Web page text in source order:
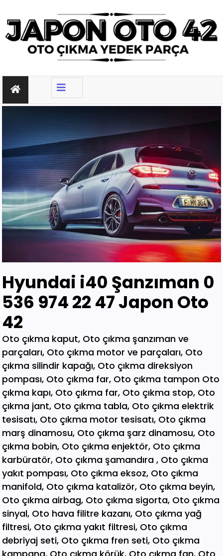
Hyundai i40 Şanzıman 0
536 974 22 47 Japon Oto
42
Oto çıkma kaput, Oto çıkma şanzıman ve parçaları, Oto çıkma motor ve parçaları, Oto çıkma silindir kapağı, Oto çıkma direksiyon pompası, Oto çıkma far, Oto çıkma tampon Oto çıkma kapı, Oto çıkma far, Oto çıkma stop, Oto çıkma jant, Oto çıkma tabla, Oto çıkma elektrik tesisatı, Oto çıkma motor tesisatı, Oto çıkma marş dinamosu, Oto çıkma şarz dinamosu, Oto çıkma bobin, Oto çıkma enjektör, Oto çıkma karbüratör, Oto çıkma şamandıra , Oto çıkma yakıt pompası, Oto çıkma eksoz, Oto çıkma manifold, Oto çıkma katalizör, Oto çıkma beyin, Oto çıkma airbag, Oto çıkma sigorta, Oto çıkma sinyal, Oto hava filitre kazanı, Oto çıkma yağ filtresi, Oto çıkma yakıt filtresi, Oto çıkma debriyaj seti, Oto çıkma fren seti, Oto çıkma kampana, Oto çıkma körük, Oto çıkma fan, Oto çıkma fan davlumbazı, Oto çıkma soğutucu, Oto çıkma radyatör, Oto çıkma klima kompresörü, Oto çıkma bagaj, Oto çıkma su radyatörünü, Oto çıkma klima radyatörü, Oto çıkma interkol radyatörü, Oto çıkma cam, Oto çıkma çamurluk, Oto çıkma davlumbaz, Oto çıkma güneşlik, Oto çıkma kapı kolu, Oto çıkma kapı saçı, Oto çıkma karter, Oto kesme marşpiyel, Oto çıkma panel, Oto çıkma panjur , Oto çıkma sunroof, Oto çıkma arka tampon, Oto çıkma ön tampon, Oto çıkma ayna, Oto çıkma amartisör, Oto çıkma el freni, Oto çıkma el fren tabancası, Oto çıkma direksiyon simidi, Oto çıkma koltuk, Oto çıkma vites topuzu, Oto çıkma göğüs, Oto çıkma torpido, Oto çıkma kilometre saati, Oto çıkma dingil, Oto çıkma blok, Oto çıkma motor bloğu, Oto çıkma krank, Oto çıkma eksantrik mili, Oto çıkma gaz kelebeği, Oto çıkma kompresör, Oto çıkma mafsal, Oto çıkma motor kulağı, Oto çıkma motor, Oto çıkma piston kolu, Oto çıkma segman, Oto çıkma rulman, Oto çıkma turbo, Oto çıkma yağ pompası, Oto çıkma şanzıman dişlisi, Oto çıkma mafsal, Oto çıkma sekromenç, Oto çıkma türbin, Oto çıkma volant, Oto çıkma aks, Oto çıkma akis, Oto çıkma direksiyon kutusu, Oto çıkma direksiyon mili, Oto çıkma helezyon yayı, Oto çıkma körük, Oto çıkma porya, Oto çıkma sis çerçevesi, Oto çıkma kapı menteşesi, Oto çıkma sis farı, Oto çıkma difaransiyel, Oto çıkma traves, Oto çıkma cam motoru, Oto çıkma sinyal, Oto çıkma cam düğmesi, Oto çıkma kapı döşemesi, Oto çıkma cam kirkosu, Oto çıkma kalorifer kutusu, Oto çıkma beşik, Oto çıkma filtre, Oto çıkma konsül, Oto çıkma tampon demiri, Oto çıkma kapı kilidi, Oto çıkma motor takozu, Oto çıkma kampana, Oto çıkma gösterge paneli, Oto çıkma taşıyıcı, Oto kesme tavan, Oto kesme marşpiyel, Oto kesme çamurluk, Oto kesme yarım arka, Oto çıkma hava akış metresi, Oto çıkma vestenhaouse, Oto çıkma vestibhouse, Oto çıkma park sensörü Oto çıkma kapı fitilleri, Oto çıkma cam düğmesi, Oto çıkma motor takozu, Oto çıkma vites topuzu, Oto çıkma far beyni, Oto çıkma motor beyni, Oto çıkma airbag beyni, Oto çıkma abs beyni, Oto çıkma şanzıman beyni, Oto parça, Oto çıkma yedek parça, Oto oto yedek parça, Oto sigorta kutusu, Oto çıkma su bidonu, Oto çıkma teyp, Oto çıkma cd çalar, Oto çıkma rölanti ayarlayıcı, Oto çıkma kolon kilidi, Oto çıkma kapı kilidi, Oto çıkma kapı iç açma kolu, Oto çıkma kapı çıtası, Oto çıkma tavan çıtası, Oto çıkma krank kasnağı, Oto çıkma eksantrik kasnağı, Oto çıkma alt travers, Oto çıkma arka dingil, Oto çıkma fren merkezi, Oto çıkma imop kutus, Oto çıkma sigorta tablası, Oto çıkma klima ekranı, Oto çıkma vakum, Oto çıkma orta havalandırma, Oto çıkma radyo ekranı, Oto çıkma yağ pompası, Oto çıkma şanzıman kulağı, Oto çıkma debriyaj bilyası, Oto çıkma direksiyon spotu, Oto çıkma direksiyon sargısı, Oto çıkma airbag sargısı, Oto çıkma tesisat kablosu, Oto çıkma klima paneli, Oto çıkma ön kapı, Oto çıkma arka kapı, Oto çıkma baskı balata, Oto çıkma volant, Oto çıkma yedek parça, Oto çıkma parça, Oto oto yedek parça, Oto parça, Çıkma parça, Oto çıkma parçaları, Çıkma parçaları, Oto yedek parça, Oto çıkma şanzıman, Oto çıkma hoparlör, Oto çıkma fren vakum, Oto çıkma map sensösrü, Oto çıkma cam silgi motoru, Oto çıkma cam silgi kolu, Oto çıkma flaşö, Oto çıkma vites levyesi, Oto çıkma turbo basınç Oto çıkma vestinghouse, Oto çıkma gaz pedalı, Oto çıkma su bidonu, Oto çıkma ganister, Oto çıkma tampon braketi, Oto çıkma çamurluk davlumbazı, Oto çıkma el fren teli, Oto çıkma şarj dinamosu, Oto çıkma biel kolu, Oto çıkma hava akış metresi, Oto çıkma eksoz sondası, Oto çıkma emme manifoldu, Oto çıkma fincan, Oto çıkma itici horozlar, Oto çıkma piyano mili, Oto çıkma vites halatı, Oto çıkma tavan döşemesi, Oto çıkma sanroof düğmesi, Oto çıkma sanroof camı, Oto çıkma tavan anteni, Oto çıkma kapı bantları, Oto çıkma kapı soketi, Oto çıkma kapı tesisatı, Oto çıkma koltuk ayar düğmesi, Oto çıkma kapı rayı, Oto çıkma şanzıman dişlisi, Oto çıkma reyil borusu, Oto çıkma buji kablosu, Oto çıkma yağ çubuğu, Oto çıkma distribitör kapağı, Oto çıkma termostat, Oto çıkma map sensörü, Oto çıkma motor kaputu, Oto çıkma kapı nikelajı, Oto çıkma tampon nikelajı, Oto çıkma fren disk, Oto çıkma debriyaj rulmanı, Oto çıkma karbüratör, Oto çıkma eksoz takozu, Oto çıkma körük, Oto çıkma cam su deposu, Oto çıkma genleşme kavanozu, Oto çıkma süspansiyon, Oto çıkma devirdaim hortumu, Oto çıkma travers, Oto çıkma yedek su deposu, Oto çıkma emme manifolt, Oto çıkma kaset çalar, Oto çıkma kapı bandı, Oto çıkma eksantrik horuzu, Oto çıkma xenon far beyni, Oto çıkma tampon ızgarası, Oto çıkma cd çalar, Oto çıkma yakıt deposu, Oto çıkma tampon kaplaması, Oto çıkma kaput mandalı, Oto çıkma el fren düğmesi, Oto çıkma dikiz aynası, Oto çıkma yarım motor, Oto çıkma turbo borusu, Oto çıkma dış ayna, Oto çıkma iç ayna, Oto çıkma tozluk kapağı, Oto çıkma tampon alt bagaliti, Oto çıkma toz kapağı, Oto çıkma parça ankara, Oto çıkma parça İstanbul, Oto çıkma parça adana, Oto çıkma parça elağzı, Oto çıkma parça izmir, Oto çıkma parça bursa, Oto çıkma parça Eskişehir, Oto çıkma parça kayseri, Oto çıkma parça Diyarbakır, Oto çıkma parça Şanlıurfa, Oto çıkma parça,Gaziantep Oto çıkma parça ağrı, Oto çıkma parça konya, Oto çıkma parça Yozgat, Oto çıkma parça Nevşehir, Oto çıkma parça Niğde, Oto çıkma parça Antaly, Oto çıkma parça malatya, Oto çıkma parça mardin, Oto çıkma parça van, Oto çıkma parça hakkari, Oto çıkma parça,Erzurum Oto çıkma parça sivas, Oto çıkma parça Trabzon, Oto çıkma parça çorum, Oto çıkma parça samsun, Oto çıkma parça bolu, Oto çıkma parça afyon, Oto parça, Oto yedek parça, Oto oto yedek parça, Oto parçaları, Oto çıkmacı,yıldız sanayi sitesi ostim,otomobil yedek parça, çıkma parça oto yedek parça, Oto çıkma parça Oto parça, Oto çıkma parça , çıkma Oto parça,Adana Oto Çıkma Parça , Adıyaman Oto Çıkma Parça Afyon Oto Çıkma Parça Ağrı Oto Çıkma Parça Aksaray Oto Çıkma Parça Amasya Oto Çıkma Parça Ankara Oto Çıkma Parça Antalya Oto Çıkma Parça Ardahan Oto Çıkma Parça Artvin Oto Çıkma Parça Aydın Oto Çıkma Parça Balıkesir Oto Çıkma Parça Bartın Oto Çıkma Parça Batman Oto Çıkma Parça Bayburt Oto Çıkma Parça Bilecik Oto Çıkma Parça Bingöl Oto Çıkma Parça Bitlis Oto Çıkma Parça Bolu Oto Çıkma Parça Bursa Oto Çıkma Parça Çanakkale Oto Çıkma Parça Çankırı Oto Çıkma Parça Çorum Oto Çıkma Parça Denizli Oto Çıkma Parça Diyarbakır Oto Çıkma Parça Düzce Oto Çıkma Parça Edirne Oto Çıkma Parça Elazığ Oto Çıkma Parça Erzincan Oto Çıkma Parça Erzurum Oto Çıkma Parça Eskişehir Oto Çıkma Parça Gaziantep Oto Çıkma Parça Giresun Oto Çıkma Parça Gümüşhane Oto Çıkma Parça Hakkari Oto Çıkma Parça Hatay Oto Çıkma Parça Iğdır Oto Çıkma Parça Isparta Oto Çıkma Parça İstanbul Oto Çıkma Parça İzmir Oto Çıkma Parça Kahramanmaraş Oto Çıkma Karabük Oto Çıkma Parça Karaman Oto Çıkma Parça Kars Oto Çıkma Parça Kastamonu Oto Çıkma Parça Kayseri Oto Çıkma Parça Kilis Oto Çıkma Parça Kırıkkale Oto Çıkma Parça Kırklareli Oto Çıkma Parça Kırşehir Oto Çıkma Parça Kocaeli Oto Çıkma Parça Konya Oto Çıkma Parça Kütahya Oto Çıkma Parça Malatya Oto Çıkma Parça Manisa Yedek Parça Mardin Oto Çıkma Parça Mersin Oto Çıkma Parça Muğla Oto Çıkma Parça Nevşehir Oto Çıkma Parça Niğde Oto Çıkma Parça Ordu Oto Çıkma Parça Osmaniye Oto Çıkma Parça Rize Oto Çıkma Parça Sakarya Oto Çıkma Parça Samsun Oto Çıkma Parça Şanlıurfa Oto Çıkma Parça Siirt Oto Çıkma Parça Sinop Oto Çıkma Parça Şırnak Oto Çıkma Parça Sivas Oto Çıkma Parça Oto Çıkma Parça Tekirdağ Oto Çıkma Parça Tokat Oto Çıkma Parça Trabzon Oto Çıkma Parça Tunceli Oto Çıkma Parça Uşak Oto Çıkma Parça Van Oto Çıkma Parça Yalova Oto Çıkma Parça Yozgat Oto Çıkma Parça Zonguldak Oto Çıkma Parça Online Oto Çıkma Parça Düzce Oto Çıkma Parça Osmaniye Oto Çıkma Parça Kilis Oto Çıkma Parça Karabük Oto Çıkma Parça Yalova Oto Çıkma Parça Iğdır Oto Çıkma Parça Ardahan Oto Çıkma Parça Bartın Oto Çıkma Parça Şırnak Oto Çıkma Parça Adana Oto Çıkma yedek Parça Adıyaman Oto Çıkma yedek Afyon Oto Çıkma yedek Parça Ağrı Oto Çıkma yedek Parça Aksaray Oto Çıkma yedek Parça Amasya Oto Çıkma yedek Parça Ankara Oto Çıkma yedek Parça Antalya Oto Çıkma yedek Parça Ardahan Oto Çıkma yedek Parça Artvin Oto Çıkma yedek Parça Aydın Oto Çıkma yedek Parça Balıkesir Oto Çıkma yedek Parça Bartın Oto Çıkma yedek Parça Batman Oto Çıkma yedek Parça Bayburt Oto Çıkma yedek Parça Bilecik Oto Çıkma yedek Parça Bingöl Oto Çıkma yedek Parça Bitlis Oto Çıkma yedek Parça Bolu Oto Çıkma yedek Parça Bursa Oto Çıkma yedek Parça Çanakkale Oto Çıkma yedek Çankırı Oto Çıkma yedek Parça Çorum Oto Çıkma yedek Parça Denizli Oto Çıkma yedek Parça Diyarbakır Oto Çıkma yedek Düzce Oto Çıkma yedek Parça Edirne Oto Çıkma yedek Parça Elazığ Oto Çıkma yedek Parça Erzincan Oto Çıkma yedek Parça Erzurum Oto Çıkma yedek Parça Eskişehir Oto Çıkma yedek Parça Gaziantep Oto Çıkma yedek Giresun Oto Çıkma yedek Parça Gümüşhane Oto Çıkma yedek Hakkari Oto Çıkma yedek Parça Hatay Oto Çıkma yedek Parça Iğdır Oto Çıkma yedek Parça Isparta Oto Çıkma yedek Parça İstanbul Oto Çıkma yedek Parça İzmir Oto Çıkma yedek Parça Kahramanmaraş Oto Çıkma Karabük Oto Çıkma yedek Parça Karaman Oto Çıkma yedek Parça Kars Oto Çıkma yedek Parça Kastamonu Oto Çıkma yedek Kayseri Oto Çıkma yedek Parça Kilis Oto Çıkma yedek Parça Oto Çıkma Şarj Dinamosu, Oto Çıkma Taban Döşemeleri, Tekirdağ O